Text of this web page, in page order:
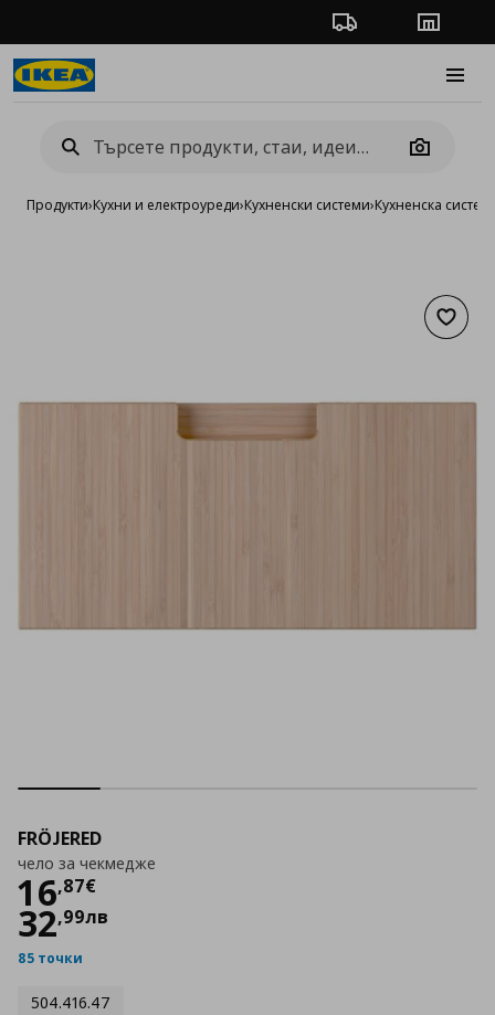
Проследяване на
Camera
Продукти›Кухни и електроуреди›Кухненски системи›Кухненска
FRÖJERED
чело за чекмедже
16,87€
Цена
32,99лв
85 точки
504.416.47